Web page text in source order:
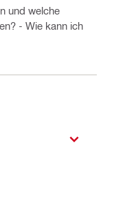
und welche
- Wie kann ich